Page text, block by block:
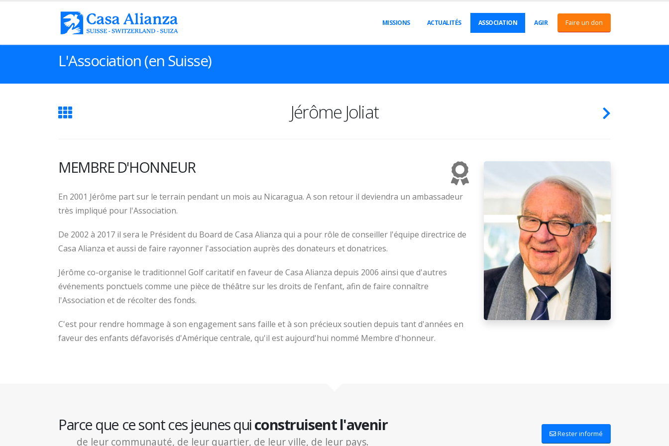
MISSIONS ACTUALITÉS ASSOCIATION AGIR Faire un don
L'Association (en Suisse)
Jérôme Joliat
MEMBRE D'HONNEUR
En 2001 Jérôme part sur le terrain pendant un mois au Nicaragua. A son retour il deviendra un ambassadeur
très impliqué pour l'Association.
De 2002 à 2017 il sera le Président du Board de Casa Alianza qui a pour rôle de conseiller l'équipe directrice de
Casa Alianza et aussi de faire rayonner l'association auprès des donateurs et donatrices.
Jérôme co-organise le traditionnel Golf caritatif en faveur de Casa Alianza depuis 2006 ainsi que d'autres
événements ponctuels comme une pièce de théâtre sur les droits de l’enfant, afin de faire connaître
l'Association et de récolter des fonds.
C'est pour rendre hommage à son engagement sans faille et à son précieux soutien depuis tant d'années en
faveur des enfants défavorisés d'Amérique centrale, qu'il est aujourd'hui nommé Membre d'honneur.
Parce que ce sont ces jeunes quiconstruisent l'avenir
de leur communauté, de leur quartier, de leur ville, de leur pays.
Rester informé